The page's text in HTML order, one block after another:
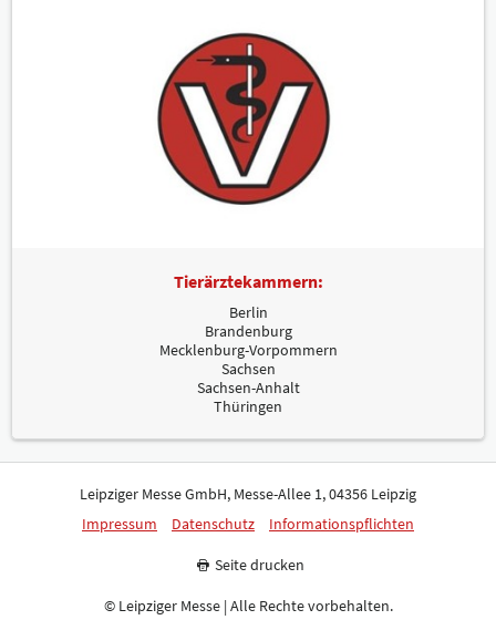
Tierärztekammern:
Berlin
Brandenburg
Mecklenburg-Vorpommern
Sachsen
Sachsen-Anhalt
Thüringen
Leipziger Messe GmbH, Messe-Allee 1, 04356 Leipzig
Impressum
Datenschutz Informationspflichten
Seite drucken
© Leipziger Messe | Alle Rechte vorbehalten.